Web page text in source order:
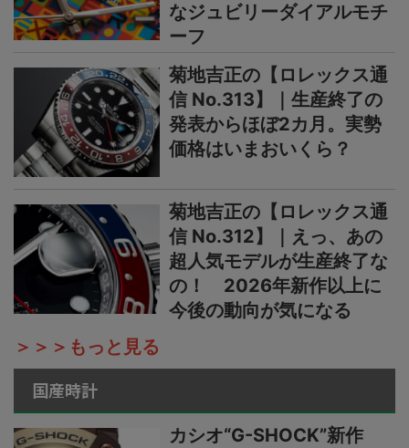
なジュビリーダイアルモチ
ーフ
菊地吉正の【ロレックス通
信 No.313】｜生産終了の
発表からほぼ2カ月。実勢
価格はいまおいくら？
菊地吉正の【ロレックス通
信 No.312】｜えっ、あの
超人気モデルが生産終了な
の！ 2026年新作以上に
今後の動向が気になる
＞＞＞もっと見る
国産時計
カシオ“G-SHOCK”新作